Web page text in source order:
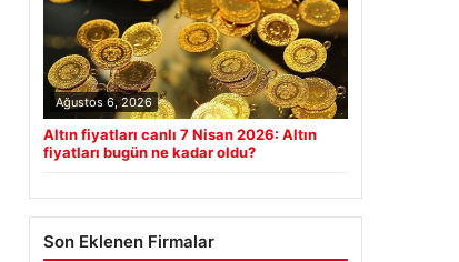
Ağustos 6, 2026
Altın fiyatları canlı 7 Nisan 2026: Altın
fiyatları bugün ne kadar oldu?
Son Eklenen Firmalar